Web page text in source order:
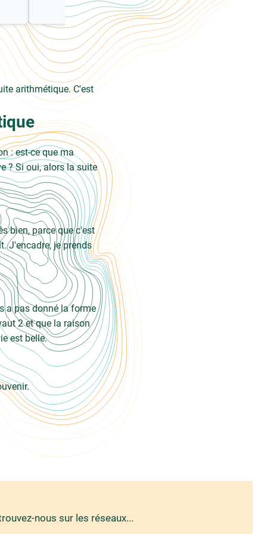
Voir le sujet
arithmétique. C'est
: est-ce que ma
? Si oui, alors la suite
bien, parce que c'est
J'encadre, je prends
a pas donné la forme
2 et que la raison
est belle.
nous sur les réseaux...